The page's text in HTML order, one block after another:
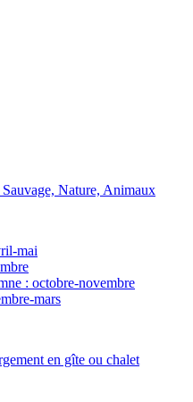
Nature, Animaux
mai
: octobre-novembre
mars
en gîte ou chalet